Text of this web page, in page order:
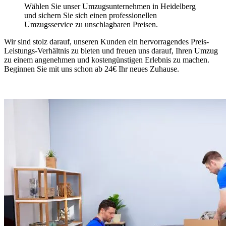
Wählen Sie unser Umzugsunternehmen in Heidelberg
und sichern Sie sich einen professionellen
Umzugsservice zu unschlagbaren Preisen.
Wir sind stolz darauf, unseren Kunden ein hervorragendes Preis-
Leistungs-Verhältnis zu bieten und freuen uns darauf, Ihren Umzug
zu einem angenehmen und kostengünstigen Erlebnis zu machen.
Beginnen Sie mit uns schon ab 24€ Ihr neues Zuhause.